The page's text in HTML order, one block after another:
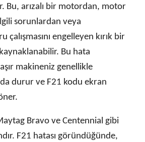
Bu, arızalı bir motordan, motor
sorunlardan veya
çalışmasını engelleyen kırık bir
Bu hata
makineniz genellikle
durur ve F21 kodu ekran
Bravo ve Centennial gibi
F21 hatası göründüğünde,